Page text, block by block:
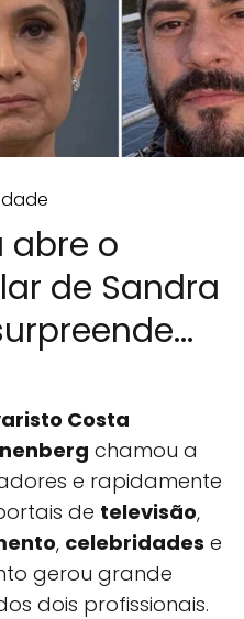
abre o
de Sandra
Costa
chamou a
e rapidamente
de televisão,
, celebridades e
gerou grande
dois profissionais.